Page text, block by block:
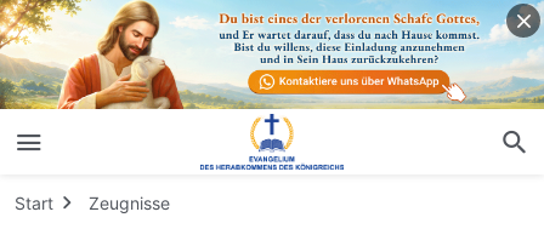
Start Zeugnisse